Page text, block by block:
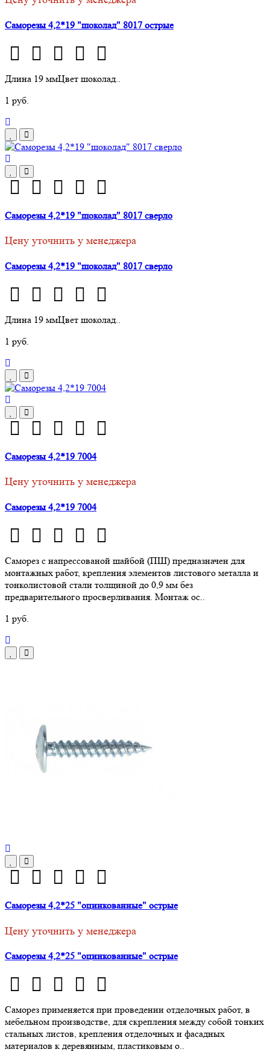
Саморезы 4,2*19 "шоколад" 8017 острые
Длина 19 ммЦвет шоколад..
1 руб.
Саморезы 4,2*19 "шоколад" 8017 сверло
Цену уточнить у менеджера
Саморезы 4,2*19 "шоколад" 8017 сверло
Длина 19 ммЦвет шоколад..
1 руб.
Саморезы 4,2*19 7004
Цену уточнить у менеджера
Саморезы 4,2*19 7004
Саморез с напрессованой шайбой (ПШ) предназначен для
монтажных работ, крепления элементов листового металла и
тонколистовой стали толщиной до 0,9 мм без
предварительного просверливания. Монтаж ос..
1 руб.
Саморезы 4,2*25 "оцинкованные" острые
Цену уточнить у менеджера
Саморезы 4,2*25 "оцинкованные" острые
Саморез применяется при проведении отделочных работ, в
мебельном производстве, для скрепления между собой тонких
стальных листов, крепления отделочных и фасадных
материалов к деревянным, пластиковым о..